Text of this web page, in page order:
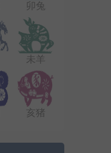
卯兔
未羊
亥猪